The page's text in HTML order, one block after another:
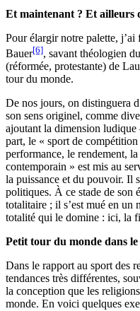
Et maintenant ? Et ailleurs
Pour élargir notre palette,
Bauer[6], savant théologien
(réformée, protestante) de
tour du monde.
De nos jours, on distinguera
son sens originel, comme
ajoutant la dimension ludique
part, le « sport de
performance, le rendement,
contemporain » est mis au
la puissance et du pouvoir. Il
politiques. À ce stade de son
totalitaire ; il s’est mué en un
totalité qui le domine : ici, la
Petit tour du monde dans le
Dans le rapport au sport des
tendances très différentes,
la conception que les
monde. En voici quelques